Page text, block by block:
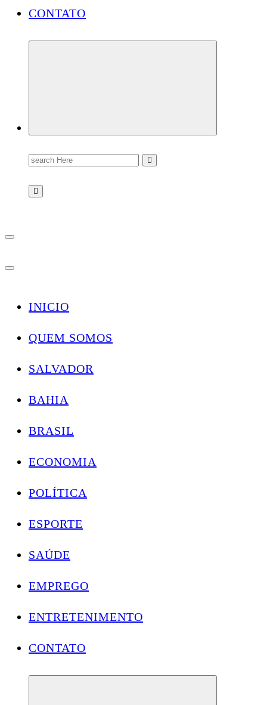
CONTATO
Search
for:
INICIO
QUEM SOMOS
SALVADOR
BAHIA
BRASIL
ECONOMIA
POLÍTICA
ESPORTE
SAÚDE
EMPREGO
ENTRETENIMENTO
CONTATO